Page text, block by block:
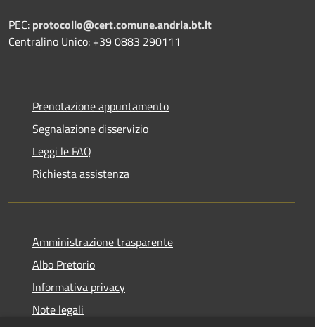
PEC: protocollo@cert.comune.andria.bt.it
Centralino Unico: +39 0883 290111
Prenotazione appuntamento
Segnalazione disservizio
Leggi le FAQ
Richiesta assistenza
Amministrazione trasparente
Albo Pretorio
Informativa privacy
Note legali